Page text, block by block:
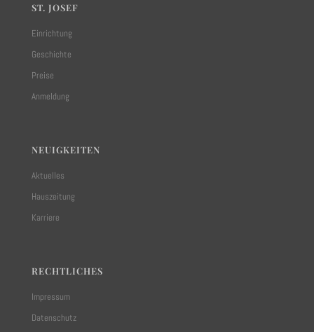
ST. JOSEF
Einrichtung
Geschichte
Preise
Anmeldung
NEUIGKEITEN
Aktuelles
Hauszeitung
Karriere
RECHTLICHES
Impressum
Datenschutz